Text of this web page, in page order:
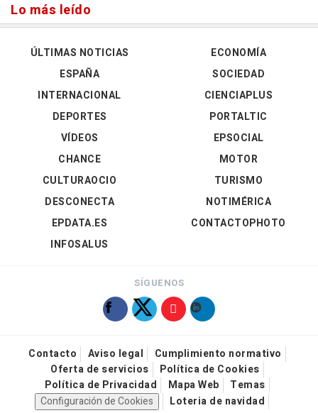
Lo más leído
ÚLTIMAS NOTICIAS
ESPAÑA
INTERNACIONAL
DEPORTES
VÍDEOS
ECONOMÍA
SOCIEDAD
CIENCIAPLUS
PORTALTIC
EPSOCIAL
CHANCE
CULTURAOCIO
DESCONECTA
EPDATA.ES
INFOSALUS
MOTOR
TURISMO
NOTIMÉRICA
CONTACTOPHOTO
SÍGUENOS
Contacto Aviso legal
Cumplimiento normativo
Oferta de servicios
Política de Cookies
Política de Privacidad
Mapa Web
Temas
Configuración de Cookies
Loteria de navidad